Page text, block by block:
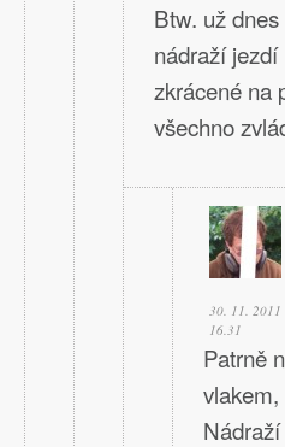
Btw. už
nádraží
zkrácené na
všechno
30. 11. 2011
16.31
Patrně